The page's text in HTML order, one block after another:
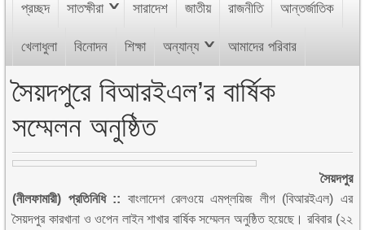
প্রচ্ছদ সাতক্ষীরা সারাদেশ জাতীয় রাজনীতি আন্তর্জাতিক
খেলাধুলা বিনোদন শিক্ষা অন্যান্য আমাদের পরিবার
সৈয়দপুরে বিআরইএল’র বার্ষিক
সম্মেলন অনুষ্ঠিত
সৈয়দপুর
(নীলফামারী) প্রতিনিধি :: বাংলাদেশ রেলওয়ে এমপ্লয়িজ লীগ (বিআরইএল) এর
সৈয়দপুর কারখানা ও ওপেন লাইন শাখার বার্ষিক সম্মেলন অনুষ্ঠিত হয়েছে। রবিবার (২২